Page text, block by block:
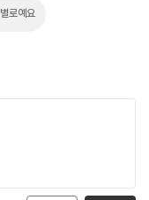
별로예요